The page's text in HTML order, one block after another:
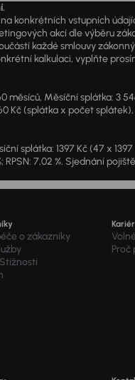
konkrétních vstupních
akcí dle výběru
každé smlouvy
kalkulaci, vyplňte
Měsíční splátka: 3
(splátka x počet splátek),
splátka: 1397 Kč (47 x
7,02 %. Sjednání
o zákazníky
Proč